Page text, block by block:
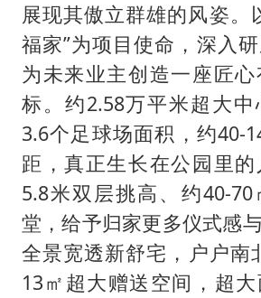
展现其傲立群雄的风姿。
福家”为项目使命，深入
为未来业主创造一座匠
标。约2.58万平米超大
3.6个足球场面积，约40-
距，真正生长在公园里
5.8米双层挑高、约40-
堂，给予归家更多仪式感
全景宽透新舒宅，户户南
13㎡超大赠送空间，超